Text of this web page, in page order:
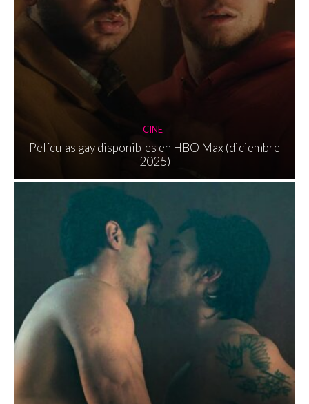
CINE
Películas gay disponibles en HBO Max (diciembre
2025)